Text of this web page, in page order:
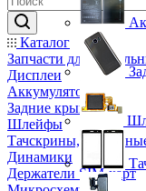
Каталог
Запчасти для
Дисплеи
Аккумуляторы
Задние крышки
Шлейфы
Тачскрины,
Динамики
Держатели SIM-карт